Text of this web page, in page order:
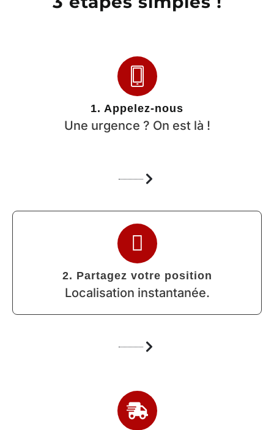
1. Appelez-nous
Une urgence ? On est là !
2. Partagez votre position
Localisation instantanée.